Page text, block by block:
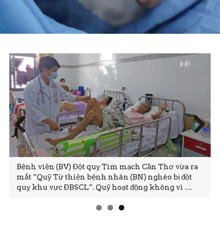
Bệnh viện (BV) Đột quỵ Tim mạch Cần Thơ vừa ra
mắt “Quỹ Từ thiện bệnh nhân (BN) nghèo bị đột
quỵ khu vực ĐBSCL”. Quỹ hoạt động không vì …
Prev
ious
Next